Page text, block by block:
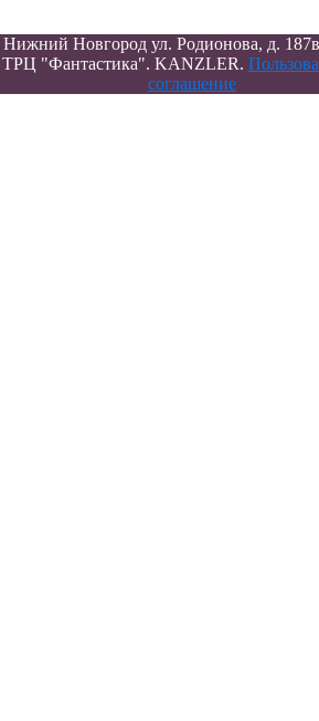
Нижний Новгород ул. Родионова, д.
ТРЦ "Фантастика". KANZLER.
соглашение